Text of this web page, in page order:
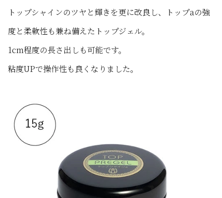
トップシャインのツヤと輝きを更に改良し、トップaの強
度と柔軟性も兼ね備えたトップジェル。
1cm程度の長さ出しも可能です。
粘度UPで操作性も良くなりました。